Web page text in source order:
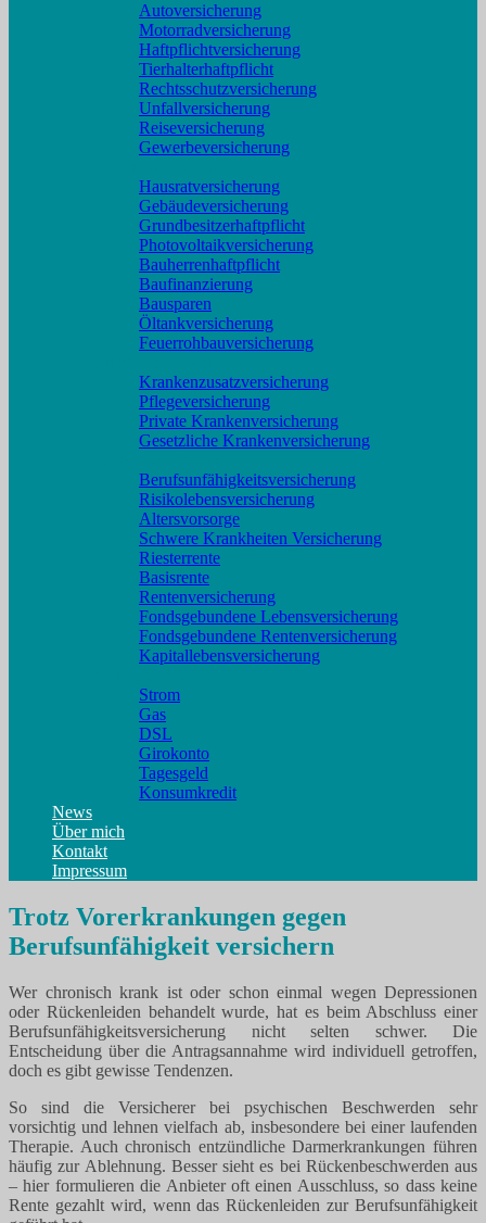
Autoversicherung
Motorradversicherung
Haftpflichtversicherung
Tierhalterhaftpflicht
Rechtsschutzversicherung
Unfallversicherung
Reiseversicherung
Gewerbeversicherung
Hausratversicherung
Gebäudeversicherung
Grundbesitzerhaftpflicht
Photovoltaikversicherung
Bauherrenhaftpflicht
Baufinanzierung
Bausparen
Öltankversicherung
Feuerrohbauversicherung
Krankenzusatzversicherung
Pflegeversicherung
Private Krankenversicherung
Gesetzliche Krankenversicherung
Berufs­unfähigkeitsversicherung
Risikolebensversicherung
Altersvorsorge
Schwere Krankheiten Versicherung
Riesterrente
Basisrente
Rentenversicherung
Fondsgebundene Lebensversicherung
Fondsgebundene Rentenversicherung
Kapitallebensversicherung
Strom
Gas
DSL
Girokonto
Tagesgeld
Konsumkredit
News
Über mich
Kontakt
Impressum
Trotz Vorerkrankungen gegen
Berufsunfähigkeit versichern
Wer chronisch krank ist oder schon einmal wegen Depressionen
oder Rückenleiden behandelt wurde, hat es beim Abschluss einer
Berufsunfähigkeitsversicherung nicht selten schwer. Die
Entscheidung über die Antragsannahme wird individuell getroffen,
doch es gibt gewisse Tendenzen.
So sind die Versicherer bei psychischen Beschwerden sehr
vorsichtig und lehnen vielfach ab, insbesondere bei einer laufenden
Therapie. Auch chronisch entzündliche Darmerkrankungen führen
häufig zur Ablehnung. Besser sieht es bei Rückenbeschwerden aus
– hier formulieren die Anbieter oft einen Ausschluss, so dass keine
Rente gezahlt wird, wenn das Rückenleiden zur Berufsunfähigkeit